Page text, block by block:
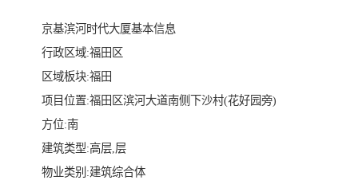
京基滨河时代大厦基本信息
行政区域:福田区
区域板块:福田
项目位置:福田区滨河大道南侧下沙村(花好园旁)
方位:南
建筑类型:高层,层
物业类别:建筑综合体